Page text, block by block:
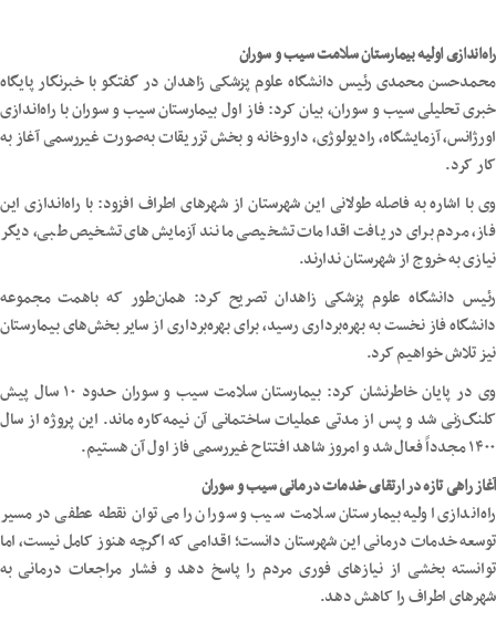
راه‌اندازی اولیه بیمارستان سلامت سیب و سوران
محمدحسن محمدی رئیس دانشگاه علوم پزشکی زاهدان در گفتگو با خبرنگار پایگاه
خبری تحلیلی سیب و سوران، بیان کرد: فاز اول بیمارستان سیب و سوران با راه‌اندازی
اورژانس، آزمایشگاه، رادیولوژی، داروخانه و بخش تزریقات به‌صورت غیررسمی آغاز به
کار کرد.
وی با اشاره به فاصله طولانی این شهرستان از شهرهای اطراف افزود: با راه‌اندازی این
فاز، مردم برای دریافت اقدامات تشخیصی مانند آزمایش‌های تشخیص طبی، دیگر
نیازی به خروج از شهرستان ندارند.
رئیس دانشگاه علوم پزشکی زاهدان تصریح کرد: همان‌طور که باهمت مجموعه
دانشگاه فاز نخست به بهره‌برداری رسید، برای بهره‌برداری از سایر بخش‌های بیمارستان
نیز تلاش خواهیم کرد.
وی در پایان خاطرنشان کرد: بیمارستان سلامت سیب و سوران حدود ۱۰ سال پیش
کلنگ‌زنی شد و پس از مدتی عملیات ساختمانی آن نیمه‌کاره ماند. این پروژه از سال
۱۴۰۰ مجدداً فعال شد و امروز شاهد افتتاح غیررسمی فاز اول آن هستیم.
آغاز راهی تازه در ارتقای خدمات درمانی سیب و سوران
راه‌اندازی اولیه بیمارستان سلامت سیب و سوران را می‌توان نقطه عطفی در مسیر
توسعه خدمات درمانی این شهرستان دانست؛ اقدامی که اگرچه هنوز کامل نیست، اما
توانسته بخشی از نیازهای فوری مردم را پاسخ دهد و فشار مراجعات درمانی به
شهرهای اطراف را کاهش دهد.